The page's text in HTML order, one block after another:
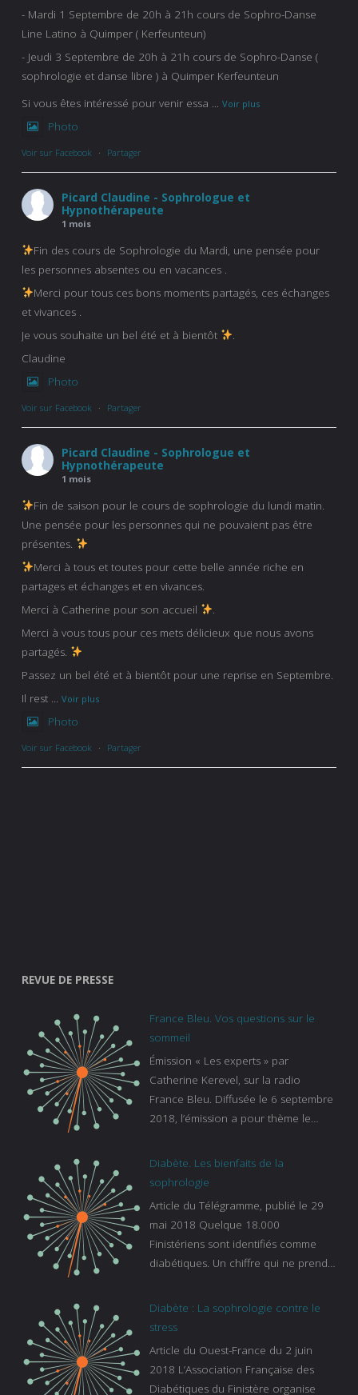
- Mardi 1 Septembre de 20h à 21h cours de Sophro-Danse
Line Latino à Quimper ( Kerfeunteun)
- Jeudi 3 Septembre de 20h à 21h cours de Sophro-Danse (
sophrologie et danse libre ) à Quimper Kerfeunteun
Si vous êtes intéressé pour venir essa
Voir plus
Photo
Voir sur Facebook · Partager
Picard Claudine - Sophrologue et
Hypnothérapeute
1 mois
Fin des cours de Sophrologie du Mardi, une pensée pour
les personnes absentes ou en vacances .
Merci pour tous ces bons moments partagés, ces échanges
et vivances .
Je vous souhaite un bel été et à bientôt
Claudine
Photo
Voir sur Facebook · Partager
Picard Claudine - Sophrologue et
Hypnothérapeute
1 mois
Fin de saison pour le cours de sophrologie du lundi matin.
Une pensée pour les personnes qui ne pouvaient pas être
présentes.
Merci à tous et toutes pour cette belle année riche en
partages et échanges et en vivances.
Merci à Catherine pour son accueil
Merci à vous tous pour ces mets délicieux que nous avons
partagés.
Passez un bel été et à bientôt pour une reprise en Septembre.
Il rest
Voir plus
Photo
Voir sur Facebook · Partager
REVUE DE PRESSE
France Bleu. Vos questions sur le
sommeil
Émission « Les experts » par
Catherine Kerevel, sur la radio
France Bleu. Diffusée le 6 septembre
2018, l’émission a pour thème le
bleu :
https://www.francebleu.fr/emissions/l
sur-le-sommeil
Diabète. Les bienfaits de la
sophrologie
Article du Télégramme, publié le 29
mai 2018 Quelque 18.000
Finistériens sont identifiés comme
diabétiques. Un chiffre qui ne prend
s’ignorent. « C’est une pathologie qui
continue à augmenter, souligne
de la Caisse primaire d’assurance-
maladie. C’est aussi une pathologie
Diabète : La sophrologie contre le
stress
Article du Ouest-France du 2 juin
2018 L’Association Française des
Diabétiques du Finistère organise